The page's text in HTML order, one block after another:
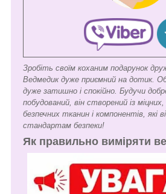
Зробіть своїм коханим подарунок
Ведмедик дуже приємний на дотик.
дуже затишно і спокійно. Будучи
побудований, він створений із міцних,
безпечних тканин і компонентів, які
стандартам безпеки!
Як правильно виміряти